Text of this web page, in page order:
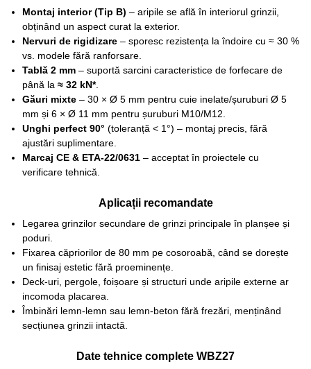
Montaj interior (Tip B) – aripile se află în interiorul grinzii,
obținând un aspect curat la exterior.
Nervuri de rigidizare– sporesc rezistența la îndoire cu ≈ 30 %
vs. modele fără ranforsare.
Tablă 2 mm– suportă sarcini caracteristice de forfecare de
până la ≈ 32 kN*.
Găuri mixte– 30 × Ø 5 mm pentru cuie inelate/șuruburi Ø 5
mm și 6 × Ø 11 mm pentru șuruburi M10/M12.
Unghi perfect 90° (toleranță < 1°) – montaj precis, fără
ajustări suplimentare.
Marcaj CE & ETA-22/0631– acceptat în proiectele cu
verificare tehnică.
Aplicații recomandate
Legarea grinzilor secundare de grinzi principale în planșee și
poduri.
Fixarea căpriorilor de 80 mm pe cosoroabă, când se dorește
un finisaj estetic fără proeminențe.
Deck-uri, pergole, foișoare și structuri unde aripile externe ar
incomoda placarea.
Îmbinări lemn-lemn sau lemn-beton fără frezări, menținând
secțiunea grinzii intactă.
Date tehnice complete WBZ27